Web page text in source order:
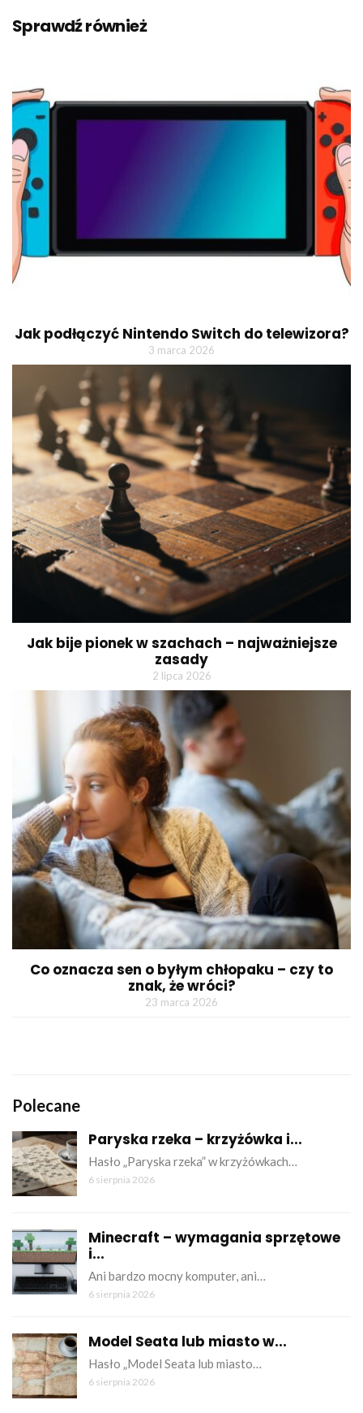
Sprawdź również
Jak podłączyć Nintendo Switch do telewizora?
3 marca 2026
Jak bije pionek w szachach – najważniejsze
zasady
2 lipca 2026
Co oznacza sen o byłym chłopaku – czy to
znak, że wróci?
23 marca 2026
Polecane
Paryska rzeka – krzyżówka i...
Hasło „Paryska rzeka” w krzyżówkach…
6 sierpnia 2026
Minecraft – wymagania sprzętowe
i...
Ani bardzo mocny komputer, ani…
6 sierpnia 2026
Model Seata lub miasto w...
Hasło „Model Seata lub miasto…
6 sierpnia 2026